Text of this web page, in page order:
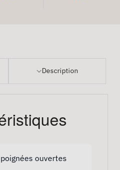
Description
poignées ouvertes